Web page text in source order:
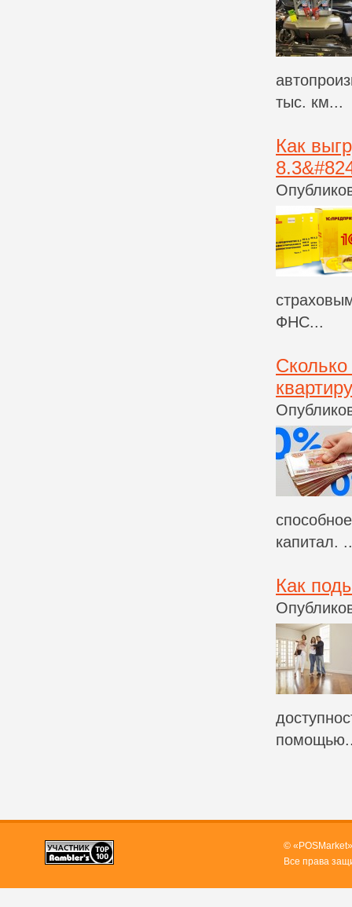
тыс. км...
Как
ФНС...
квартиру
капитал.
Как
©
Все права